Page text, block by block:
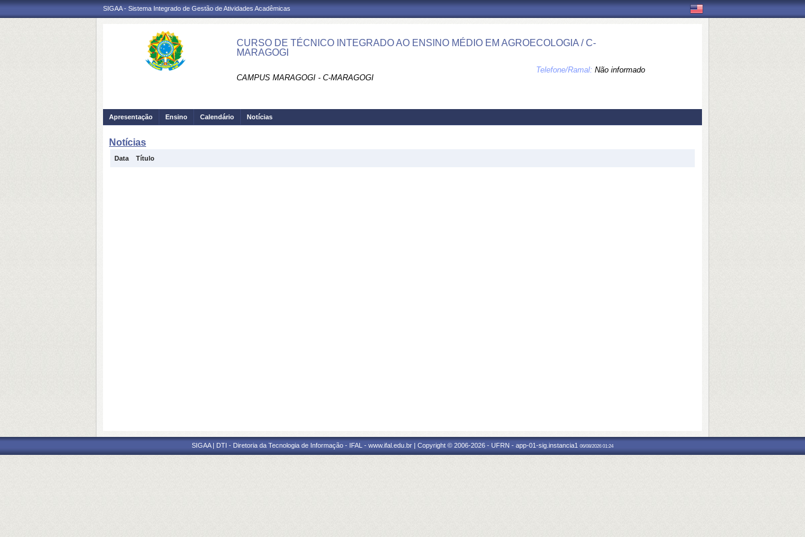
SIGAA - Sistema Integrado de Gestão de Atividades Acadêmicas
CURSO DE TÉCNICO INTEGRADO AO ENSINO MÉDIO EM AGROECOLOGIA / C-
MARAGOGI
CAMPUS MARAGOGI - C-MARAGOGI
Telefone/Ramal: Não informado
Apresentação Ensino Calendário Notícias
Notícias
Data Título
SIGAA | DTI - Diretoria da Tecnologia de Informação - IFAL - www.ifal.edu.br | Copyright © 2006-2026 - UFRN - app-01-sig.instancia1 06/08/2026 01:24